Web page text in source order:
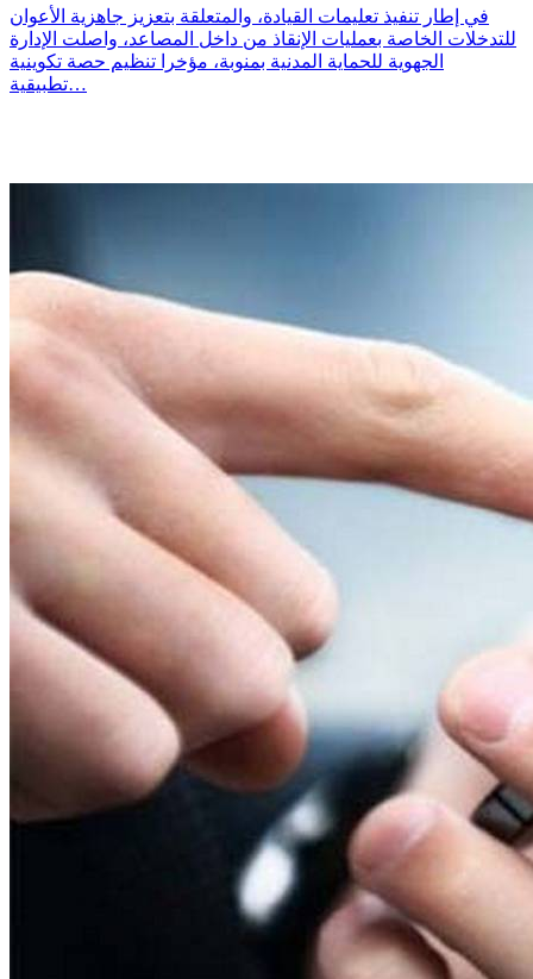
في إطار تنفيذ تعليمات القيادة، والمتعلقة بتعزيز جاهزية الأعوان
للتدخلات الخاصة بعمليات الإنقاذ من داخل المصاعد، واصلت الإدارة
الجهوية للحماية المدنية بمنوبة، مؤخرا تنظيم حصة تكوينية
تطبيقية…